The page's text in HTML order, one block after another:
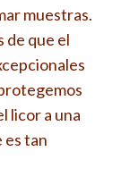
muestras.
de que el
licor a una
es tan